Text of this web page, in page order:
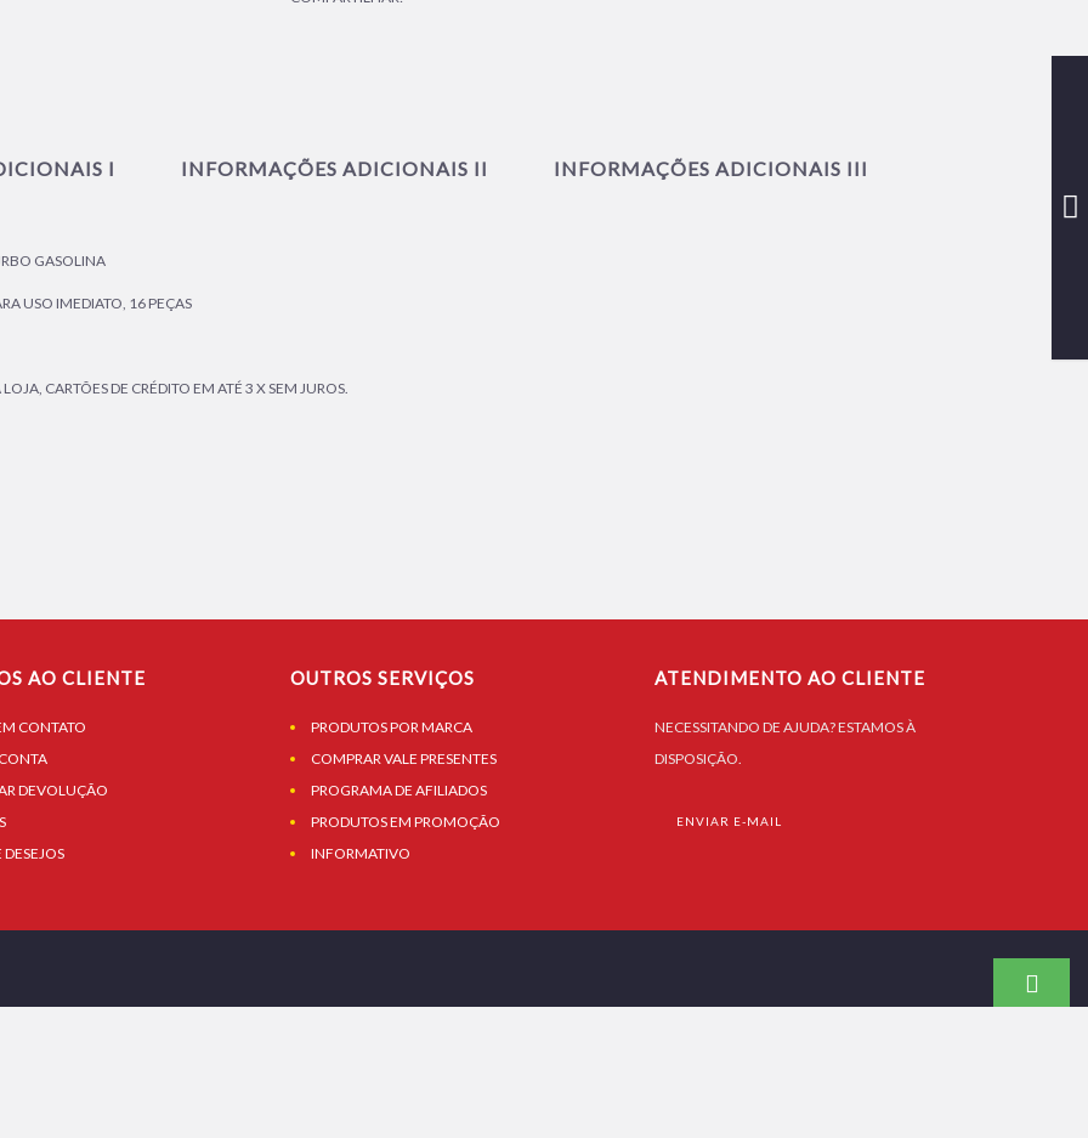
I INFORMAÇÕES ADICIONAIS II INFORMAÇÕES ADICIONAIS III
GASOLINA
USO IMEDIATO, 16 PEÇAS
CARTÕES DE CRÉDITO EM ATÉ 3 X SEM JUROS.
AO CLIENTE
CONTATO
DEVOLUÇÃO
DESEJOS
OUTROS SERVIÇOS
PRODUTOS POR MARCA
COMPRAR VALE PRESENTES
PROGRAMA DE AFILIADOS
PRODUTOS EM PROMOÇÃO
INFORMATIVO
ATENDIMENTO AO CLIENTE
NECESSITANDO DE AJUDA? ESTAMOS À
DISPOSIÇÃO.
ENVIAR E-MAIL